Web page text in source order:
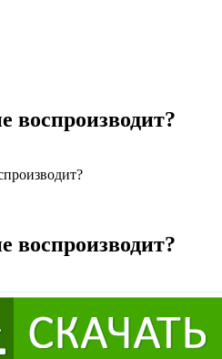
воспроизводит?
воспроизводит?